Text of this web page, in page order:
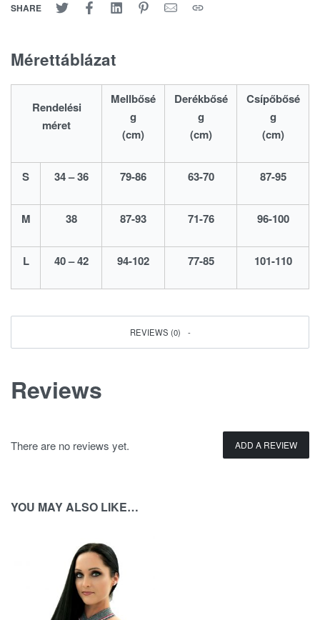
SHARE
Mérettáblázat
Rendelési
méret
Mellbősé
g
(cm)
Derékbősé
g
(cm)
Csípőbősé
g
(cm)
S 34 – 36 79-86 63-70 87-95
M 38 87-93 71-76 96-100
L 40 – 42 94-102 77-85 101-110
REVIEWS (0)
Reviews
There are no reviews yet. ADD A REVIEW
YOU MAY ALSO LIKE…